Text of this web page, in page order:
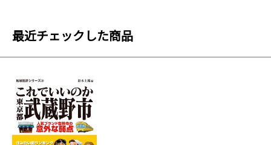
最近チェックした商品